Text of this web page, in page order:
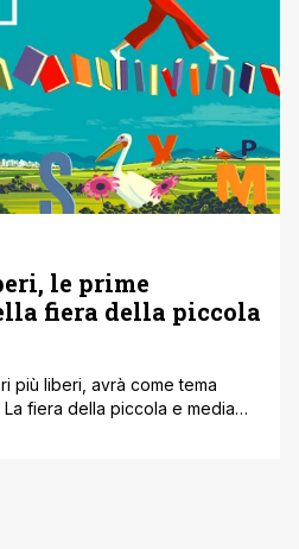
le prime
fiera della piccola
più liberi, avrà come tema
La fiera della piccola e media